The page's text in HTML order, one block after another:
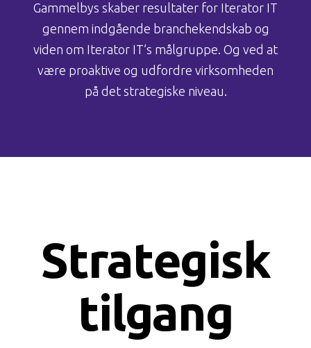
Gammelbys skaber resultater for Iterator IT
gennem indgående branchekendskab og
viden om Iterator IT’s målgruppe. Og ved at
være proaktive og udfordre virksomheden
på det strategiske niveau.
Strategisk
tilgang